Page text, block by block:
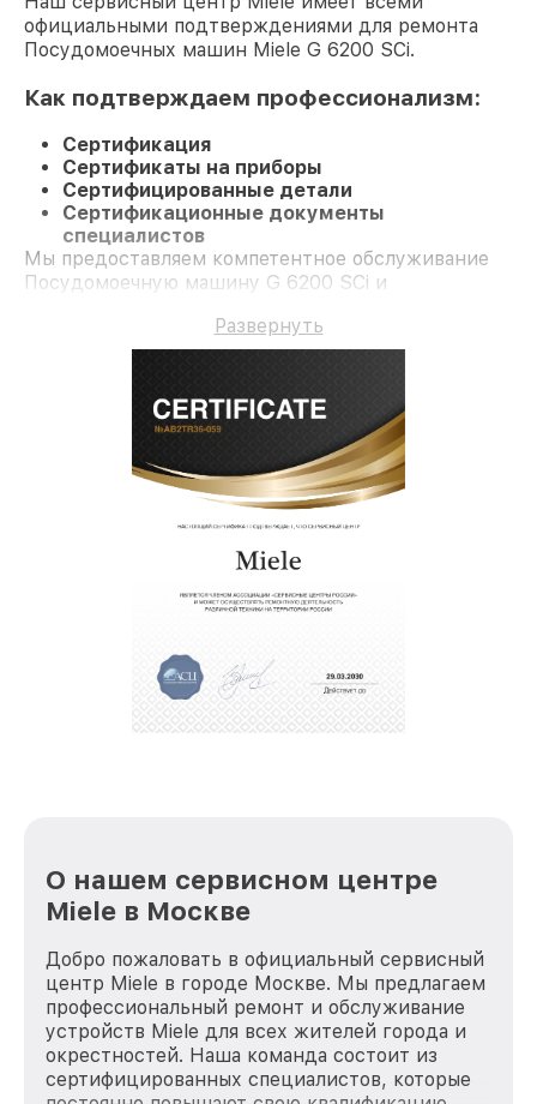
официальными подтверждениями для ремонта
Посудомоечных машин Miele G 6200 SCi.
Как подтверждаем профессионализм:
Сертификация
Сертификаты на приборы
Сертифицированные детали
Сертификационные документы
специалистов
Мы предоставляем компетентное обслуживание
Посудомоечную машину G 6200 SCi и
Развернуть
О нашем сервисном центре
Miele в Москве
Добро пожаловать в официальный сервисный
центр Miele в городе Москве. Мы предлагаем
профессиональный ремонт и обслуживание
устройств Miele для всех жителей города и
окрестностей. Наша команда состоит из
сертифицированных специалистов, которые